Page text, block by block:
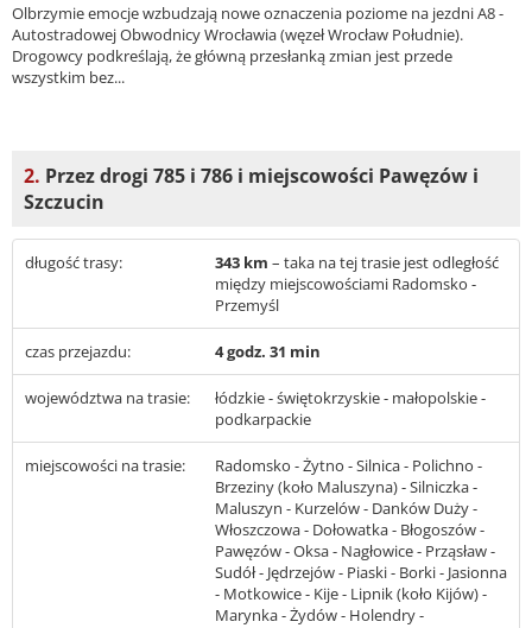
Olbrzymie emocje wzbudzają nowe oznaczenia poziome na jezdni A8 -
Autostradowej Obwodnicy Wrocławia (węzeł Wrocław Południe).
Drogowcy podkreślają, że główną przesłanką zmian jest przede
wszystkim bez...
2. Przez drogi 785 i 786 i miejscowości Pawęzów i
Szczucin
długość trasy: 343 km – taka na tej trasie jest odległość
między miejscowościami Radomsko -
Przemyśl
czas przejazdu: 4 godz. 31 min
województwa na trasie:
łódzkie - świętokrzyskie - małopolskie -
podkarpackie
miejscowości na trasie:
Radomsko - Żytno - Silnica - Polichno -
Brzeziny (koło Maluszyna) - Silniczka -
Maluszyn - Kurzelów - Danków Duży -
Włoszczowa - Dołowatka - Błogoszów -
Pawęzów - Oksa - Nagłowice - Prząsław -
Sudół - Jędrzejów - Piaski - Borki - Jasionna
- Motkowice - Kije - Lipnik (koło Kijów) -
Marynka - Żydów - Holendry -